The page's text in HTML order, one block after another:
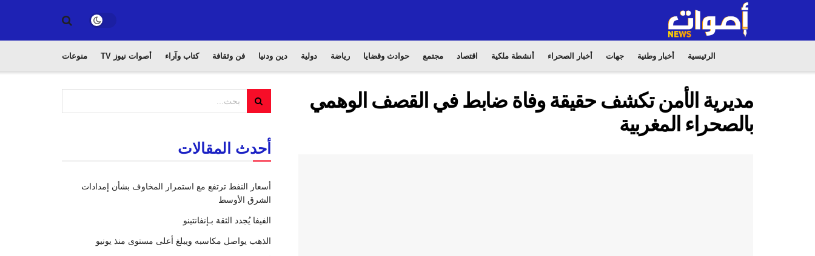
الرئيسية أخبار وطنية جهات أخبار الصحراء أنشطة ملكية اقتصاد مجتمع حوادث وقضايا رياضة دولية دين ودنيا فن وثقافة كتاب وآراء أصوات نيوز TV منوعات
مديرية الأمن تكشف حقيقة وفاة ضابط في القصف الوهمي
بالصحراء المغربية
أحدث المقالات
أسعار النفط ترتفع مع استمرار المخاوف بشأن إمدادات
الشرق الأوسط
الفيفا يُجدد الثقة بـإنفانتينو
الذهب يواصل مكاسبه ويبلغ أعلى مستوى منذ يونيو